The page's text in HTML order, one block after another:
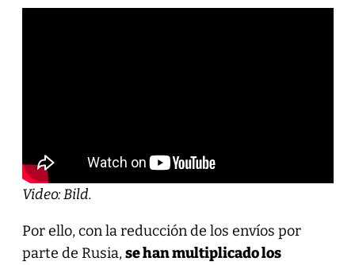
Video: Bild.
Por ello, con la reducción de los envíos por
parte de Rusia,se han multiplicado los